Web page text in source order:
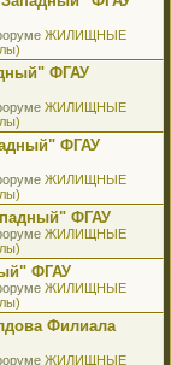
ЖИЛИЩНЫЕ
ФГАУ
ЖИЛИЩНЫЕ
ФГАУ
ЖИЛИЩНЫЕ
ФГАУ
ЖИЛИЩНЫЕ
ФГАУ
ЖИЛИЩНЫЕ
Филиала
ЖИЛИЩНЫЕ